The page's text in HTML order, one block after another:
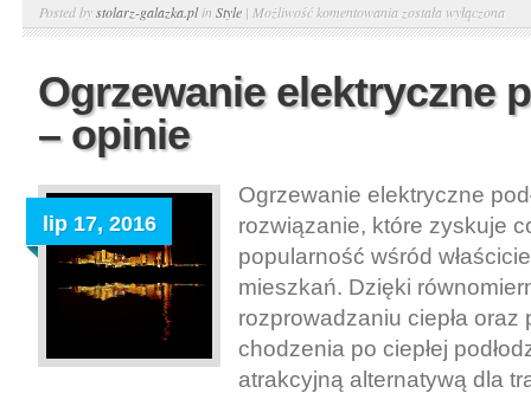
Posted bystolarz-galazka.plin Style | Możliwość komentowania Wyroby
z
handmade
została wyłączona
Ogrzewanie elektryczne
– opinie
lip 17, 2016
Ogrzewanie elektryczne
rozwiązanie, które zyskuje
popularność wśród
mieszkań. Dzięki
rozprowadzaniu ciepła oraz
chodzenia po ciepłej
atrakcyjną alternatywą dla